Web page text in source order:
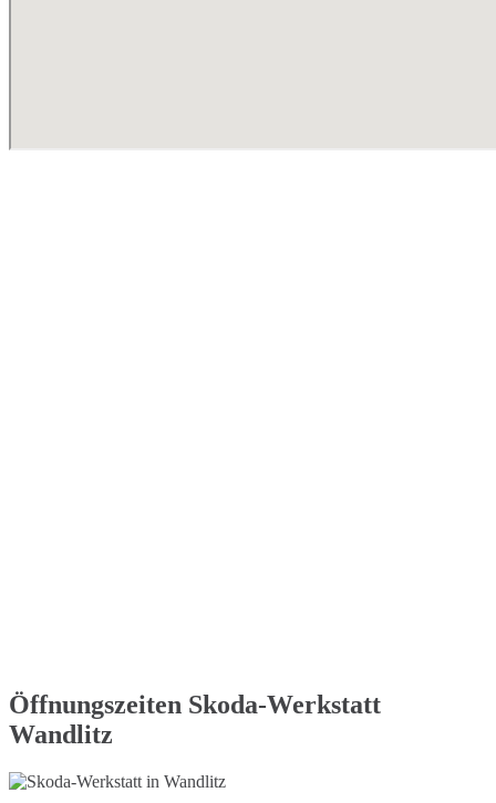
Öffnungszeiten Skoda-Werkstatt
Wandlitz